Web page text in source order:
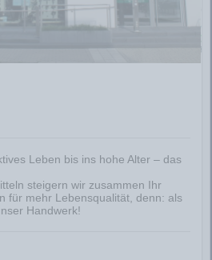
Leben bis ins hohe Alter – das
steigern wir zusammen Ihr
für mehr Lebensqualität, denn: als
Handwerk!